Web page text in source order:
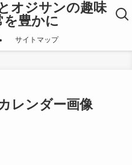
オジサンの趣味
を豊かに
サイトマップ
レンダー画像